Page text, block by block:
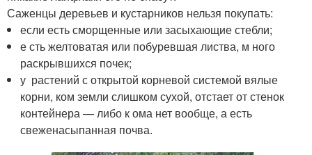
Саженцы деревьев и кустарников нельзя покупать:
если есть сморщенные или засыхающие стебли;
е сть желтоватая или побуревшая листва, м ного
раскрывшихся почек;
у растений с открытой корневой системой вялые
корни, ком земли слишком сухой, отстает от стенок
контейнера — либо к ома нет вообще, а есть
свеженасыпанная почва.